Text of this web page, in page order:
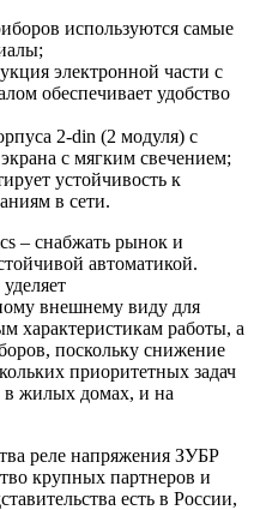
используются самые
электронной части с
обеспечивает удобство
2-din (2 модуля) с
с мягким свечением;
устойчивость к
в сети.
– снабжать рынок и
автоматикой.
внешнему виду для
характеристикам работы, а
поскольку снижение
приоритетных задач
в жилых домах, и на
реле напряжения ЗУБР
крупных партнеров и
есть в России,